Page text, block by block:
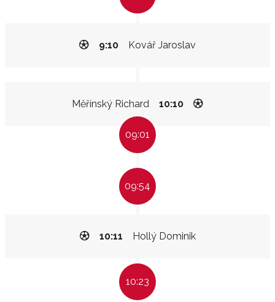
Kovář Jaroslav
9:10
Měřínský Richard 10:10
09:01
09:54
Hollý Dominik
10:11
10:23